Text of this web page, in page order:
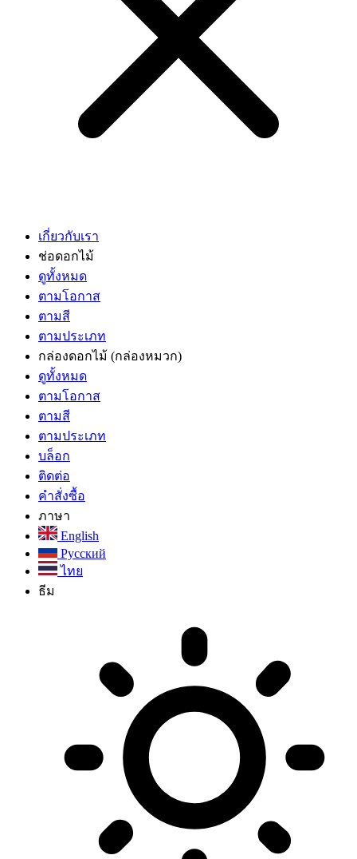
เกี่ยวกับเรา
ช่อดอกไม้
ดูทั้งหมด
ตามโอกาส
ตามสี
ตามประเภท
กล่องดอกไม้ (กล่องหมวก)
ดูทั้งหมด
ตามโอกาส
ตามสี
ตามประเภท
บล็อก
ติดต่อ
คำสั่งซื้อ
ภาษา
English
Русский
ไทย
ธีม